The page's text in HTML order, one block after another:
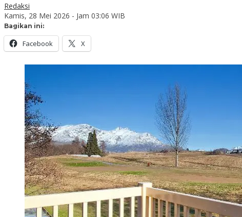
Redaksi
Kamis, 28 Mei 2026 - Jam 03:06 WIB
Bagikan ini:
Facebook X